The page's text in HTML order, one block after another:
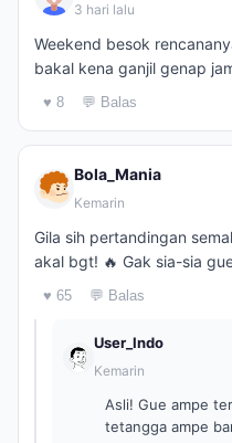
3 hari lalu
Weekend besok
bakal kena ganjil genap
♥ 8 💬 Balas
Bola_Mania
Kemarin
Gila sih pertandingan
akal bgt! 🔥 Gak sia-sia
♥ 65 💬 Balas
User_Indo
Kemarin
Asli! Gue ampe
tetangga ampe